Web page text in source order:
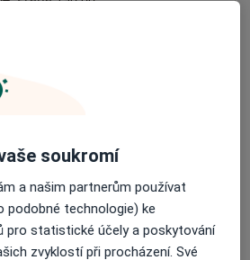
kalendář není aktivní
návštěvy)
přijímá pacienty na pojišťovnu
soukromí
a našim partnerům používat
podobné technologie) ke
pro statistické účely a poskytování
zvyklostí při procházení. Své